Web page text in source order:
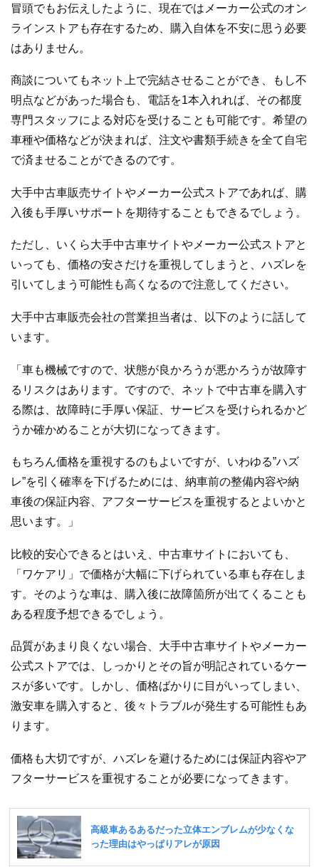
冒頭でもお伝えしたように、現在ではメーカー公式のオン
ラインストアも存在するため、購入自体を不安に思う必要
はありません。
商談についてもネット上で完結させることができ、もし不
明点などがあった場合も、電話を1本入れれば、その都度
専門スタッフによる対応を受けることも可能です。希望の
車種や価格などが決まれば、注文や書類手続きを全て自宅
で済ませることができるのです。
大手中古車販売サイトやメーカー公式ストアであれば、購
入後も手厚いサポートを期待することもできるでしょう。
ただし、いくら大手中古車サイトやメーカー公式ストアと
いっても、価格の安さだけを重視してしまうと、ハズレを
引いてしまう可能性も高くなるので注意してください。
大手中古車販売会社の営業担当者は、以下のように話して
います。
「車も機械ですので、状態が良かろうが悪かろうが故障す
るリスクはあります。ですので、ネットで中古車を購入す
る際は、故障時に手厚い保証、サービスを受けられるかど
うか確かめることが大切になってきます。
もちろん価格を重視するのもよいですが、いわゆる”ハズ
レ”を引く確率を下げるためには、納車前の整備内容や納
車後の保証内容、アフターサービスを重視するとよいかと
思います。」
比較的安心できるとはいえ、中古車サイトにおいても、
「ワケアリ」で価格が大幅に下げられている車も存在しま
す。そのような車は、購入後に故障箇所が出てくることも
ある程度予想できるでしょう。
品質があまり良くない場合、大手中古車サイトやメーカー
公式ストアでは、しっかりとその旨が明記されているケー
スが多いです。しかし、価格ばかりに目がいってしまい、
激安車を購入すると、後々トラブルが発生する可能性もあ
ります。
価格も大切ですが、ハズレを避けるためには保証内容やア
フターサービスを重視することが必要になってきます。